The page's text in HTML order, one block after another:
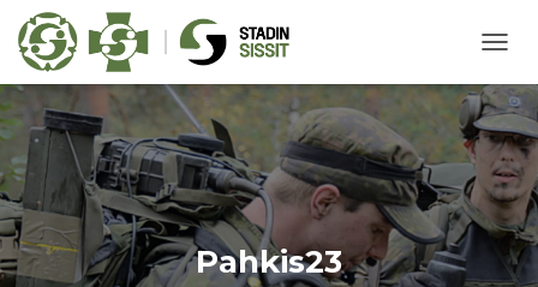
A
V
I
G
O
I
N
Pahkis23